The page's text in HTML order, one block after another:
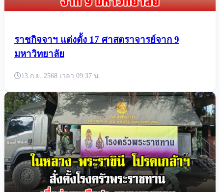
ราชกิจจาฯ แต่งตั้ง 17 ศาสตราจารย์จาก 9
มหาวิทยาลัย
13 ก.ย. 2568 เวลา 09:37 น.